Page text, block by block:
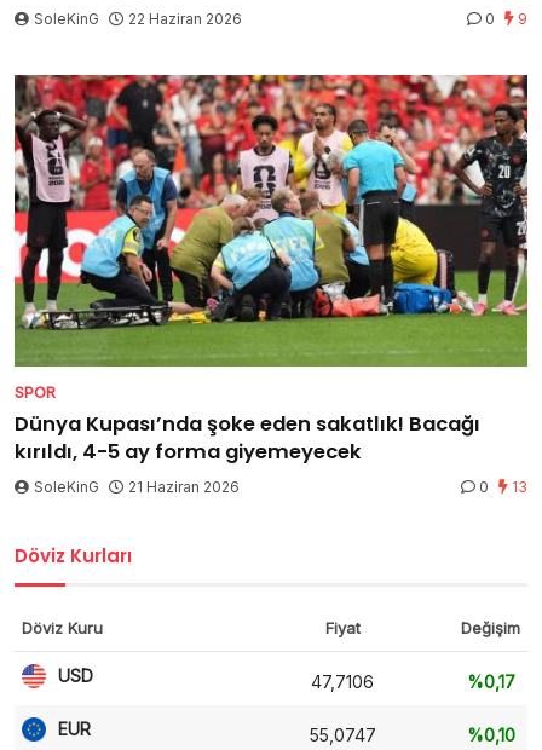
SoleKinG 22 Haziran 2026 0 9
SPOR
Dünya Kupası’nda şoke eden sakatlık! Bacağı
kırıldı, 4-5 ay forma giyemeyecek
SoleKinG 21 Haziran 2026 0 13
Döviz Kurları
Döviz Kuru Fiyat Değişim
USD 47,7106 %0,17
EUR 55,0747 %0,10